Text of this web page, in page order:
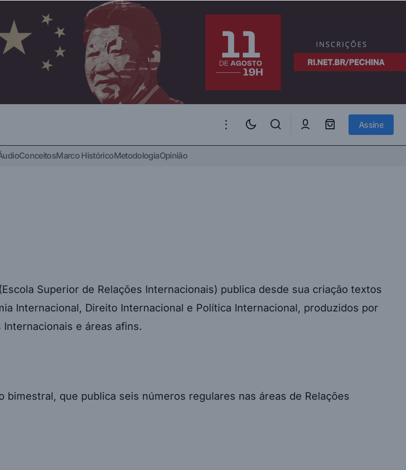
Assine
ConceitosMarco HistóricoMetodologiaOpinião
Superior de Relações Internacionais) publica desde sua criação textos
Internacional, Direito Internacional e Política Internacional, produzidos por
e áreas afins.
que publica seis números regulares nas áreas de Relações